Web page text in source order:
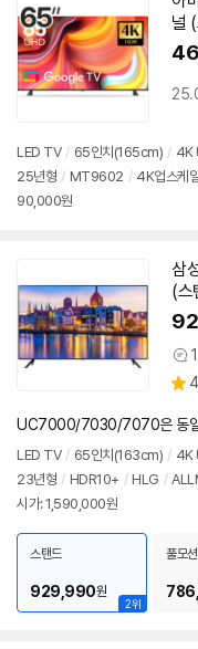
널
LED TV / 65인치(165cm) / 4K
25년형 / MT9602 / 4K업스케
90,000원
삼
(스
상
품
견
1
별
점
UC7000/7030/7070은 동일
LED TV / 65인치(163cm) / 4K
23년형 / HDR10+ / HLG /
시가: 1,590,000원
2위
스탠드
929,990원
풀모